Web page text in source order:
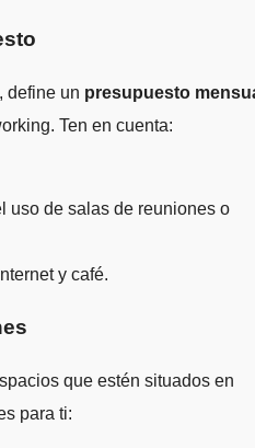
define un presupuesto
Ten en cuenta:
uso de salas de reuniones o
y café.
que estén situados en
para ti: